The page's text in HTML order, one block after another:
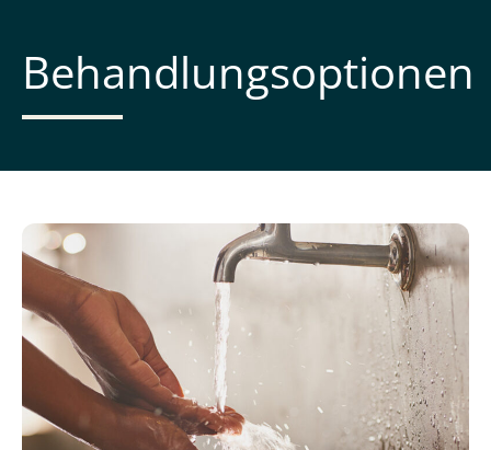
Behandlungsoptionen